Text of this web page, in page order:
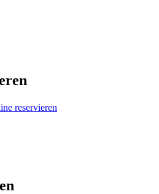
reservieren